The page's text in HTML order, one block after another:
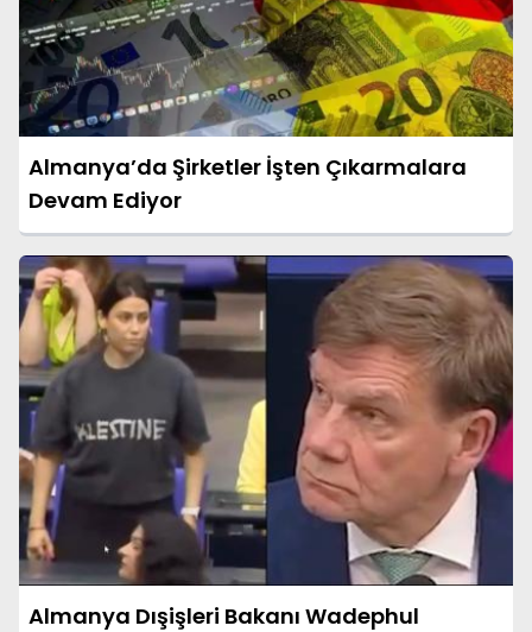
Almanya’da Şirketler İşten Çıkarmalara
Devam Ediyor
Almanya Dışişleri Bakanı Wadephul